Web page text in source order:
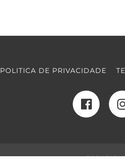
POLITICA DE PRIVACIDADE